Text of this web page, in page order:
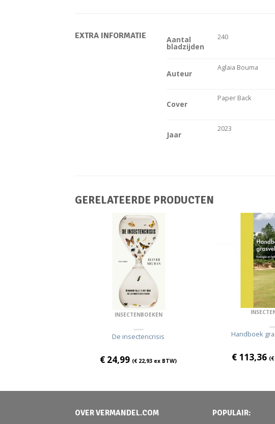
EXTRA INFORMATIE Aantal
bladzijden
240
Auteur
Aglaia Bouma
Cover
Paper Back
Jaar
2023
GERELATEERDE PRODUCTEN
INSECTENBOEKEN
De insectencrisis
€ 24,99 (€22,93 ex BTW)
Handboek
€ 113,36 (€
OVER VERMANDEL.COM POPULAIR: